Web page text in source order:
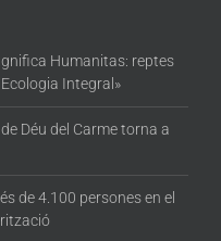
Humanitas: reptes
Integral»
Déu del Carme torna a
de 4.100 persones en el